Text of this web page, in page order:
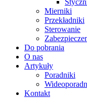
Mierniki
Przekładniki
Sterowanie
Do pobrania
O nas
Artykuły
Poradniki
Kontakt